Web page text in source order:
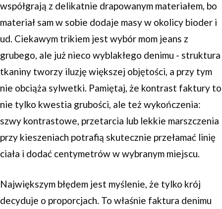
współgrają z delikatnie drapowanym materiałem, bo
materiał sam w sobie dodaje masy w okolicy bioder i
ud. Ciekawym trikiem jest wybór mom jeans z
grubego, ale już nieco wyblakłego denimu - struktura
tkaniny tworzy iluzję większej objętości, a przy tym
nie obciąża sylwetki. Pamiętaj, że kontrast faktury to
nie tylko kwestia grubości, ale też wykończenia:
szwy kontrastowe, przetarcia lub lekkie marszczenia
przy kieszeniach potrafią skutecznie przełamać linię
ciała i dodać centymetrów w wybranym miejscu.
Największym błędem jest myślenie, że tylko krój
decyduje o proporcjach. To właśnie faktura denimu